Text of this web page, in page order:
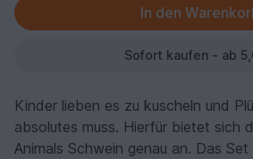
Sofort kaufen - ab
Kinder lieben es zu kuscheln und
absolutes muss. Hierfür bietet sich
Animals Schwein genau an. Das